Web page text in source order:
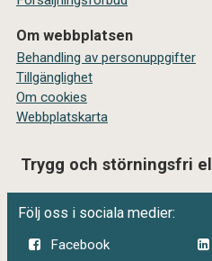
Om webbplatsen
Behandling av personuppgifter
Tillgänglighet
Om cookies
Webbplatskarta
Trygg och störningsfri el
Följ oss i sociala medier:
Facebook